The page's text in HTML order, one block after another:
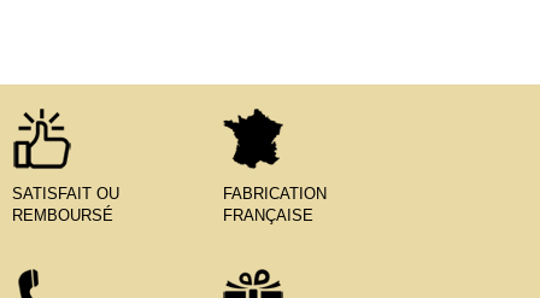
SATISFAIT OU
REMBOURSÉ
FABRICATION
FRANÇAISE